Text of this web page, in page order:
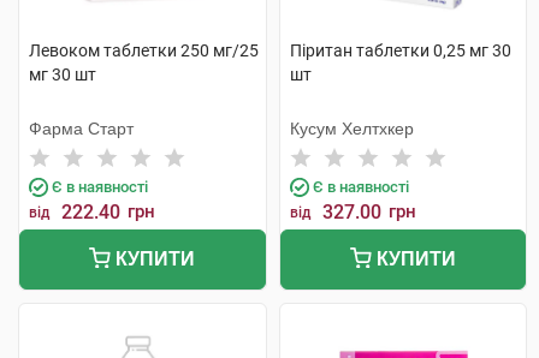
Левоком таблетки 250 мг/25
мг 30 шт
Фарма Старт
Є в наявності
від 222.40 грн
КУПИТИ
Піритан таблетки 0,25 мг 30
шт
Кусум Хелтхкер
Є в наявності
від 327.00 грн
КУПИТИ